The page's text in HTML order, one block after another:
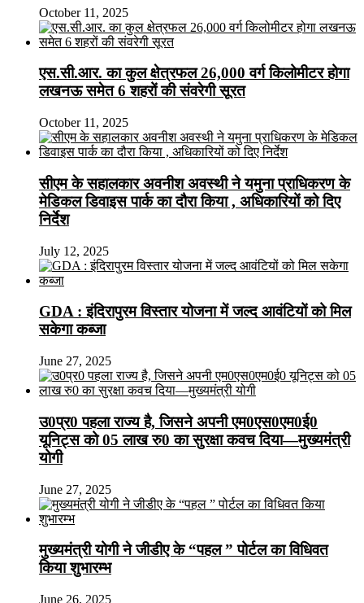
October 11, 2025
एस.सी.आर. का कुल क्षेत्रफल 26,000 वर्ग किलोमीटर होगा
लखनऊ समेत 6 शहरों की संवरेगी सूरत
October 11, 2025
सीएम के सहालकार अवनीश अवस्थी ने यमुना प्राधिकरण के
मेडिकल डिवाइस पार्क का दौरा किया , अधिकारियों को दिए
निर्देश
July 12, 2025
GDA : इंदिरापुरम विस्तार योजना में जल्द आवंटियों को मिल
सकेगा कब्जा
June 27, 2025
उ0प्र0 पहला राज्य है, जिसने अपनी एम0एस0एम0ई0
यूनिट्स को 05 लाख रु0 का सुरक्षा कवच दिया—मुख्यमंत्री
योगी
June 27, 2025
मुख्यमंत्री योगी ने जीडीए के “पहल ” पोर्टल का विधिवत
किया शुभारम्भ
June 26, 2025